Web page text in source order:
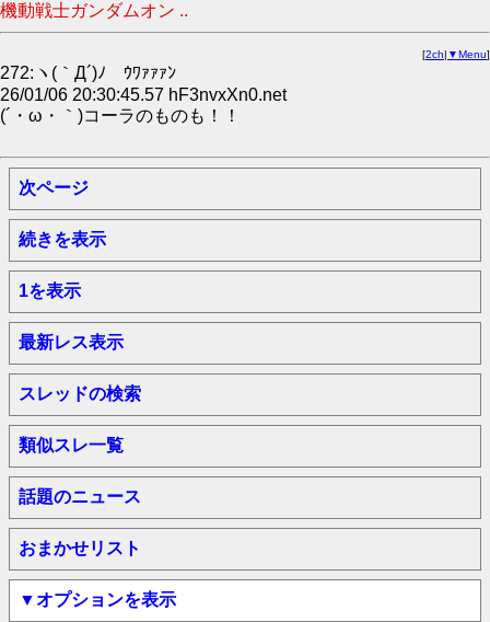
機動戦士ガンダムオン ..
[2ch| ▼Menu]
272:ヽ(｀Д´)ﾉ ｳﾜｧｧｧﾝ
26/01/06 20:30:45.57 hF3nvxXn0.net
(´・ω・｀)コーラのものも！！
次ページ
続きを表示
1を表示
最新レス表示
スレッドの検索
類似スレ一覧
話題のニュース
おまかせリスト
▼オプションを表示